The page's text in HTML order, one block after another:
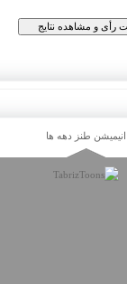
انیمیشن طنز دهه ها